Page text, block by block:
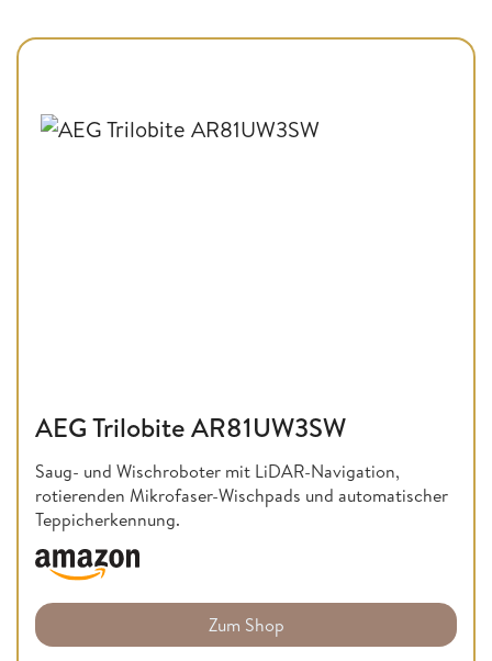
AEG Trilobite AR81UW3SW
Saug- und Wischroboter mit LiDAR-Navigation,
rotierenden Mikrofaser-Wischpads und automatischer
Teppicherkennung.
Zum Shop